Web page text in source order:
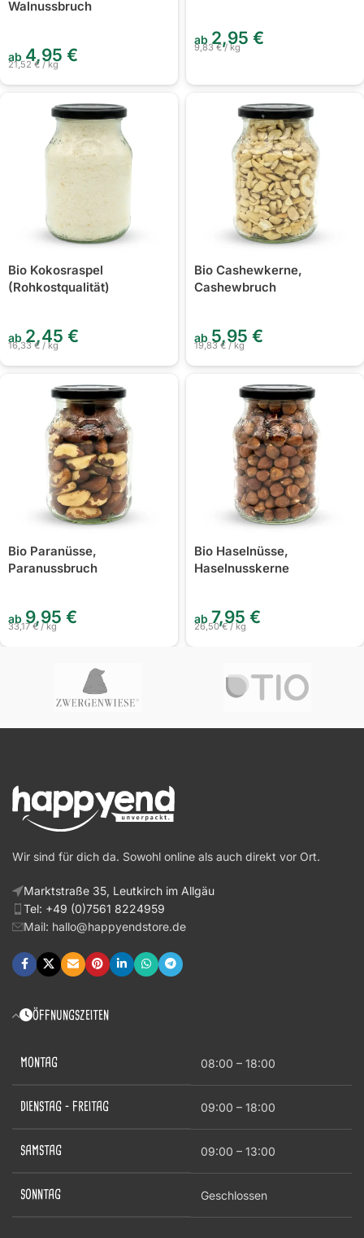
Walnussbruch
ab 4,95 €
21,52€ /kg
ab 2,95 €
9,83€/kg
Bio Kokosraspel
(Rohkostqualität)
ab 2,45 €
16,33€ / kg
Bio Cashewkerne,
Cashewbruch
ab 5,95 €
19,83€ /kg
Bio Paranüsse,
Paranussbruch
ab 9,95 €
33,17€/kg
Bio Haselnüsse,
Haselnusskerne
ab 7,95 €
26,50€/ kg
Wir sind für dich da. Sowohl online als auch direkt vor Ort.
Marktstraße 35, Leutkirch im Allgäu
Tel: +49 (0)7561 8224959
Mail: hallo@happyendstore.de
ÖFFNUNGSZEITEN
MONTAG 08:00 – 18:00
DIENSTAG – FREITAG 09:00 – 18:00
SAMSTAG 09:00 – 13:00
SONNTAG Geschlossen